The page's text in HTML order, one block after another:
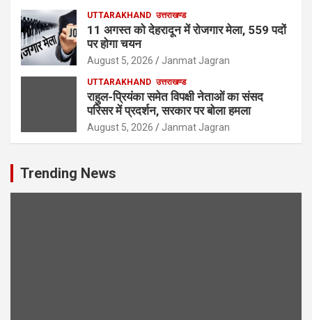
UTTARAKHAND उत्तराखण्ड
11 अगस्त को देहरादून में रोजगार मेला, 559 पदों
पर होगा चयन
August 5, 2026 Janmat Jagran
UTTARAKHAND उत्तराखण्ड
राहुल-प्रियंका समेत विपक्षी नेताओं का संसद
परिसर में प्रदर्शन, सरकार पर बोला हमला
August 5, 2026 Janmat Jagran
Trending News